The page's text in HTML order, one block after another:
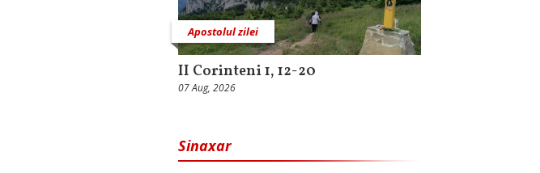
Apostolul zilei
II Corinteni 1, 12-20
07 Aug, 2026
Sinaxar